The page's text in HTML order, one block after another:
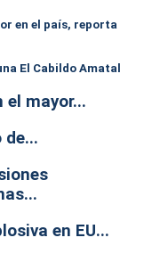
en el país, reporta
El Cabildo Amatal
el mayor...
de...
en EU...